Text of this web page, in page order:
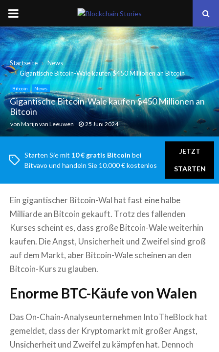
PRIMARY
MENU
Startseite
News
Gigantische Bitcoin-Wale kaufen $450 Millionen an Bitcoin
Bitcoin News
Gigantische Bitcoin-Wale kaufen $450 Millionen an
Bitcoin
von Marijn van Leeuwen 25 Juni 2024
Starten Sie mit 10 € gratis Bitcoin bei
Bitvavo und handeln Sie 10.000 € kostenlos
JETZT
STARTEN
Ein gigantischer Bitcoin-Wal hat fast eine halbe
Milliarde an Bitcoin gekauft. Trotz des fallenden
Kurses scheint es, dass große Bitcoin-Wale weiterhin
kaufen. Die Angst, Unsicherheit und Zweifel sind groß
auf dem Markt, aber Bitcoin-Wale scheinen an den
Bitcoin-Kurs zu glauben.
Enorme BTC-Käufe von Walen
Das On-Chain-Analyseunternehmen IntoTheBlock hat
gemeldet, dass der Kryptomarkt mit großer Angst,
Unsicherheit und Zweifel zu kämpfen hat. Dennoch